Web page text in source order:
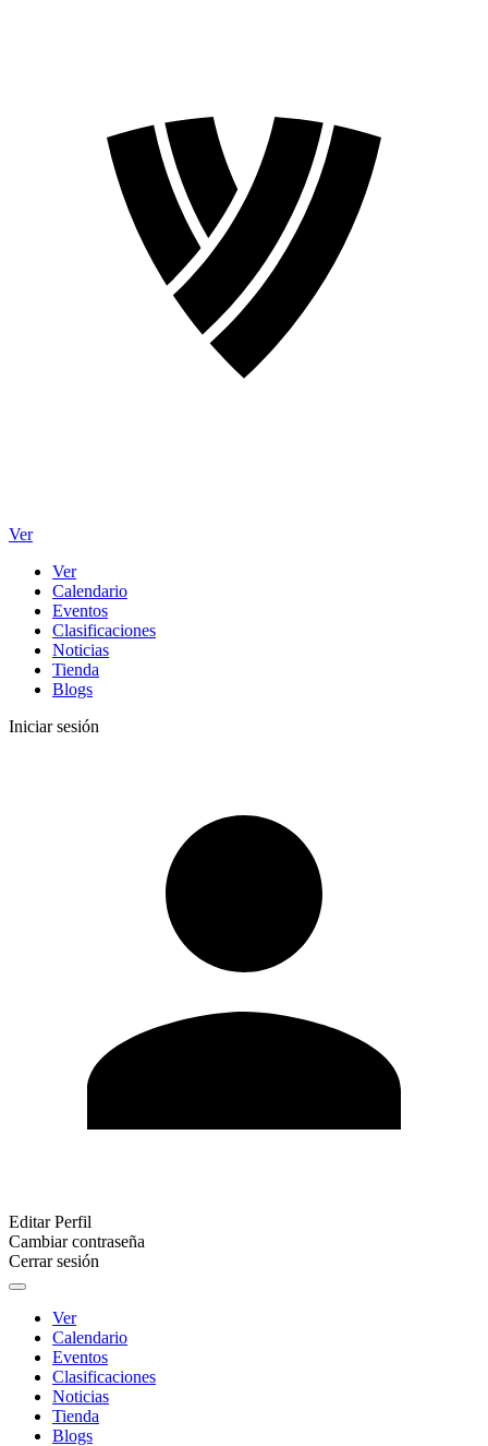
Ver
Ver
Calendario
Eventos
Clasificaciones
Noticias
Tienda
Blogs
Iniciar sesión
Editar Perfil
Cambiar contraseña
Cerrar sesión
Ver
Calendario
Eventos
Clasificaciones
Noticias
Tienda
Blogs